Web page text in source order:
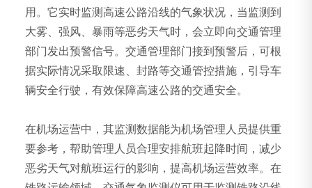
用。它实时监测高速公路沿线的气象状况，当监测到
大雾、强风、暴雨等恶劣天气时，会立即向交通管理
部门发出预警信号。交通管理部门接到预警后，可根
据实际情况采取限速、封路等交通管控措施，引导车
辆安全行驶，有效保障高速公路的交通安全。
在机场运营中，其监测数据能为机场管理人员提供重
要参考，帮助管理人员合理安排航班起降时间，减少
恶劣天气对航班运行的影响，提高机场运营效率。在